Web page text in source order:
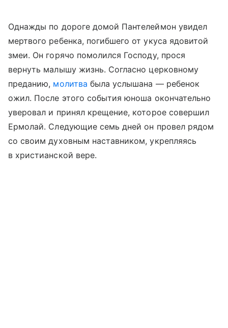
Однажды по дороге домой Пантелеймон увидел
мертвого ребенка, погибшего от укуса ядовитой
змеи. Он горячо помолился Господу, прося
вернуть малышу жизнь. Согласно церковному
преданию, молитва была услышана — ребенок
ожил. После этого события юноша окончательно
уверовал и принял крещение, которое совершил
Ермолай. Следующие семь дней он провел рядом
со своим духовным наставником, укрепляясь
в христианской вере.